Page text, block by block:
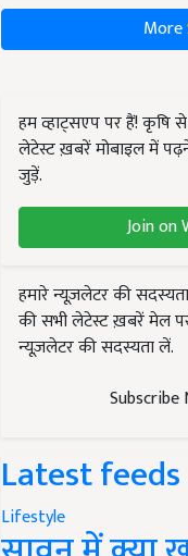
हम व्हाट्सएप पर हैं! कृषि
लेटेस्ट ख़बरें मोबाइल में
जुड़ें.
Join on
हमारे न्यूज़लेटर की
की सभी लेटेस्ट ख़बरें मेल
न्यूज़लेटर की सदस्यता लें.
Latest feeds
Lifestyle